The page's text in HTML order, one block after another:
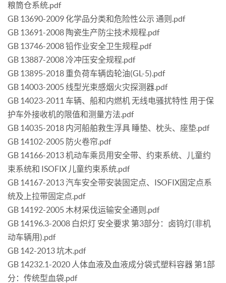
粮筒仓系统.pdf
GB 13690-2009 化学品分类和危险性公示 通则.pdf
GB 13691-2008 陶瓷生产防尘技术规程.pdf
GB 13746-2008 铅作业安全卫生规程.pdf
GB 13887-2008 冷冲压安全规程.pdf
GB 13895-2018 重负荷车辆齿轮油(GL-5).pdf
GB 14003-2005 线型光束感烟火灾探测器.pdf
GB 14023-2011 车辆、船和内燃机 无线电骚扰特性 用于保
护车外接收机的限值和测量方法.pdf
GB 14035-2018 内河船舶救生浮具 睡垫、枕头、座垫.pdf
GB 14102-2005 防火卷帘.pdf
GB 14166-2013 机动车乘员用安全带、约束系统、儿童约
束系统和 ISOFIX 儿童约束系统.pdf
GB 14167-2013 汽车安全带安装固定点、ISOFIX固定点系
统及上拉带固定点.pdf
GB 14192-2005 木材采伐运输安全通则.pdf
GB 14196.3-2008 白炽灯 安全要求 第3部分：卤钨灯(非机
动车辆用).pdf
GB 142-2013 坑木.pdf
GB 14232.1-2020 人体血液及血液成分袋式塑料容器 第1部
分：传统型血袋.pdf